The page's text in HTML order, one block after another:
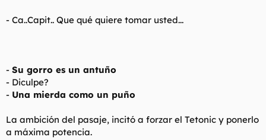
- Ca..Capit.. Que qué quiere tomar usted...
- Su gorro es un antuño
- Diculpe?
- Una mierda como un puño
La ambición del pasaje, incitó a forzar el Tetonic y ponerlo
a máxima potencia.